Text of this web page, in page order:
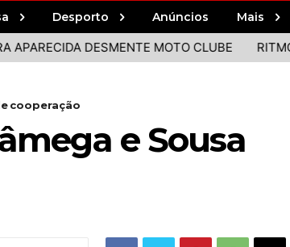
Desporto Anúncios Mais
DESMENTE MOTO CLUBE RITMOS DE
cooperação
e Sousa